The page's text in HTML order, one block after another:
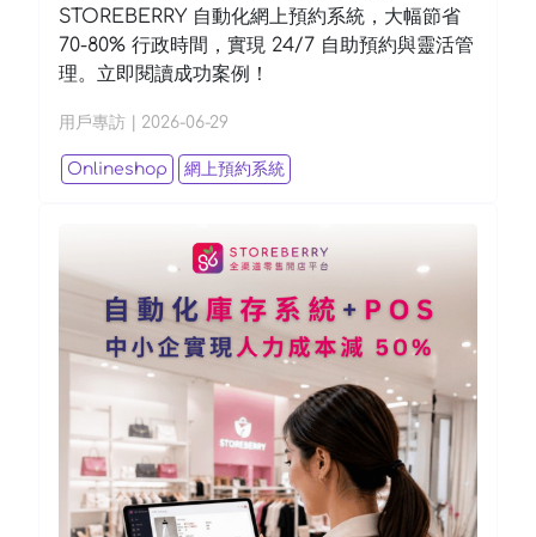
STOREBERRY 自動化網上預約系統，大幅節省
70-80% 行政時間，實現 24/7 自助預約與靈活管
理。立即閱讀成功案例！
用戶專訪 2026-06-29
Onlineshop 網上預約系統